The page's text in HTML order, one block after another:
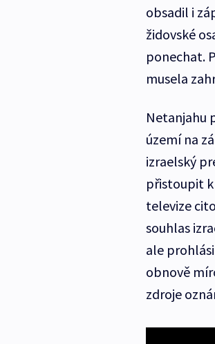
obsadil i
židovské
ponechat.
musela
Netanjahu
území na
izraelský
přistoupit k
televize
souhlas
ale
obnově
zdroje